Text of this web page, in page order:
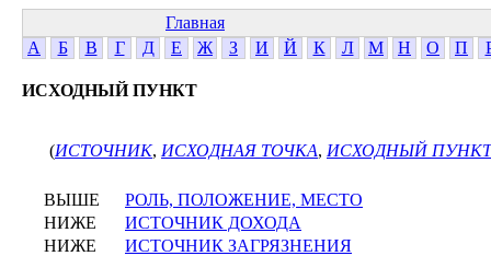
Главная
А
Б В Г Д Е Ж З И Й К Л М Н О П
ИСХОДНЫЙ ПУНКТ
(ИСТОЧНИК, ИСХОДНАЯ ТОЧКА, ИСХОДНЫЙ ПУНКТ
ВЫШЕ
РОЛЬ, ПОЛОЖЕНИЕ, МЕСТО
НИЖЕ
ИСТОЧНИК ДОХОДА
НИЖЕ
ИСТОЧНИК ЗАГРЯЗНЕНИЯ